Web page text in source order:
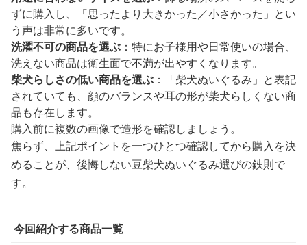
ずに購入し、「思ったより大きかった／小さかった」とい
う声は非常に多いです。
洗濯不可の商品を選ぶ ：特にお子様用や日常使いの場合、
洗えない商品は衛生面で不満が出やすくなります。
柴犬らしさの低い商品を選ぶ ：「柴犬ぬいぐるみ」と表記
されていても、顔のバランスや耳の形が柴犬らしくない商
品も存在します。
購入前に複数の画像で造形を確認しましょう。
焦らず、上記ポイントを一つひとつ確認してから購入を決
めることが、後悔しない豆柴犬ぬいぐるみ選びの鉄則で
す。
今回紹介する商品一覧